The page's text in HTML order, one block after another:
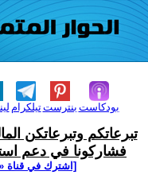
تيلكرامبنترست بودكاست
تبرعاتكم وتبرعاتكن
فشاركونا في دعم
[اشترك في قناة